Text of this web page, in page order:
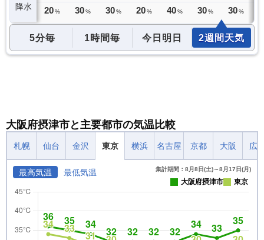
降水
0 ミリ 20 % 30 % 30 % 20 % 40 % 30 % 30 %
5分毎 1時間毎 今日明日 2週間天気
大阪府摂津市と主要都市の気温比較
札幌 仙台 金沢 東京 横浜 名古屋 京都 大阪 広
最高気温 最低気温 集計期間：8月8日(土)～8月17日(月)
大阪府摂津市 東京